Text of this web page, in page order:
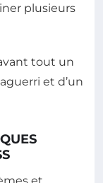
plusieurs
tout un
et d’un
et